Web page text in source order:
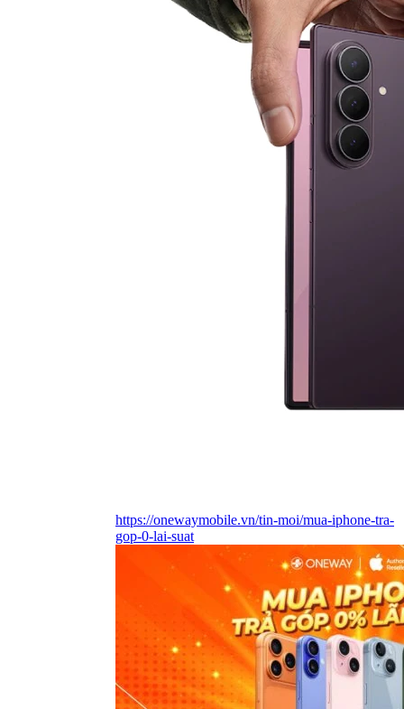
https://onewaymobile.vn/tin-moi/mua-iphone-tra-
gop-0-lai-suat